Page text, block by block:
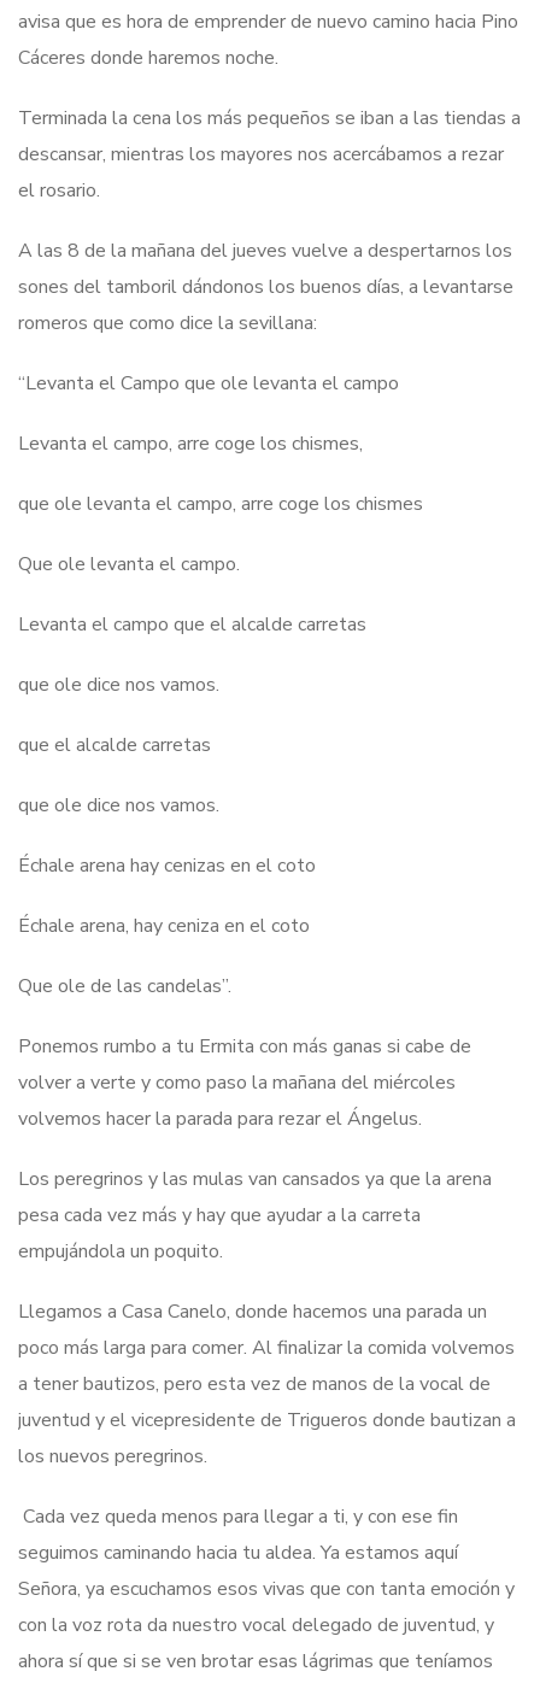
avisa que es hora de emprender de nuevo camino hacia Pino
Cáceres donde haremos noche.
Terminada la cena los más pequeños se iban a las tiendas a
descansar, mientras los mayores nos acercábamos a rezar
el rosario.
A las 8 de la mañana del jueves vuelve a despertarnos los
sones del tamboril dándonos los buenos días, a levantarse
romeros que como dice la sevillana:
“Levanta el Campo que ole levanta el campo
Levanta el campo, arre coge los chismes,
que ole levanta el campo, arre coge los chismes
Que ole levanta el campo.
Levanta el campo que el alcalde carretas
que ole dice nos vamos.
que el alcalde carretas
que ole dice nos vamos.
Échale arena hay cenizas en el coto
Échale arena, hay ceniza en el coto
Que ole de las candelas”.
Ponemos rumbo a tu Ermita con más ganas si cabe de
volver a verte y como paso la mañana del miércoles
volvemos hacer la parada para rezar el Ángelus.
Los peregrinos y las mulas van cansados ya que la arena
pesa cada vez más y hay que ayudar a la carreta
empujándola un poquito.
Llegamos a Casa Canelo, donde hacemos una parada un
poco más larga para comer. Al finalizar la comida volvemos
a tener bautizos, pero esta vez de manos de la vocal de
juventud y el vicepresidente de Trigueros donde bautizan a
los nuevos peregrinos.
Cada vez queda menos para llegar a ti, y con ese fin
seguimos caminando hacia tu aldea. Ya estamos aquí
Señora, ya escuchamos esos vivas que con tanta emoción y
con la voz rota da nuestro vocal delegado de juventud, y
ahora sí que si se ven brotar esas lágrimas que teníamos